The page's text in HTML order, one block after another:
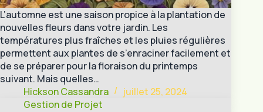
L’automne est une saison propice à la plantation de
nouvelles fleurs dans votre jardin. Les
températures plus fraîches et les pluies régulières
permettent aux plantes de s’enraciner facilement et
de se préparer pour la floraison du printemps
suivant. Mais quelles…
Hickson Cassandra
juillet 25, 2024
Gestion de Projet